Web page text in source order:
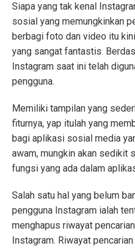
Siapa yang tak kenal
sosial yang memungkinkan
berbagi foto dan video itu
yang sangat fantastis.
Instagram saat ini telah
pengguna.
Memiliki tampilan yang
fiturnya, yap itulah yang
bagi aplikasi sosial media
awam, mungkin akan sedikit
fungsi yang ada dalam
Salah satu hal yang belum
pengguna Instagram ialah
menghapus riwayat
Instagram. Riwayat